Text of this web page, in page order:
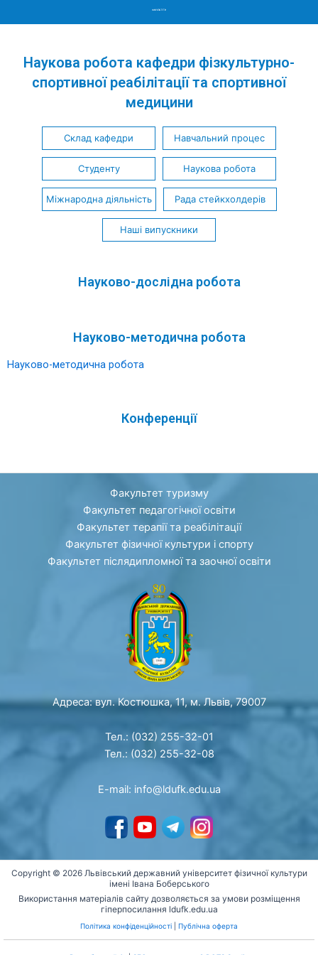
Menu
Наукова робота кафедри фізкультурно-
спортивної реабілітації та спортивної
медицини
Склад кафедри Навчальний процес
Студенту Наукова робота
Міжнародна діяльність Рада стейкхолдерів
Наші випускники
Науково-дослідна робота
Науково-методична робота
Науково-методична робота
Конференції
Факультет туризму
Факультет педагогічної освіти
Факультет терапії та реабілітації
Факультет фізичної культури і спорту
Факультет післядипломної та заочної освіти
Адреса: вул. Костюшка, 11, м. Львів, 79007
Тел.: (032) 255-32-01
Тел.: (032) 255-32-08
E-mail: info@ldufk.edu.ua
Copyright © 2026 Львівський державний університет фізичної культури
імені Івана Боберського
Використання матеріалів сайту дозволяється за умови розміщення
гіперпосилання ldufk.edu.ua
Політика конфіденційності Публічна оферта